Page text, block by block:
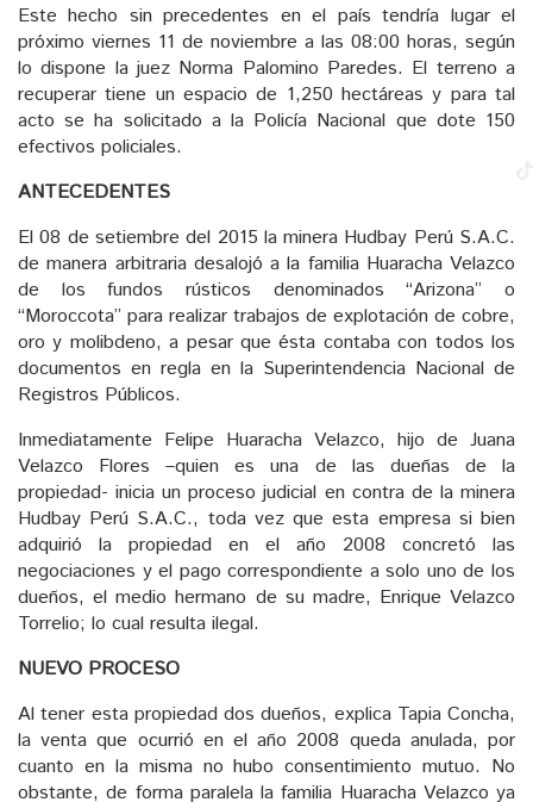
Este hecho sin precedentes en el país tendría lugar el
próximo viernes 11 de noviembre a las 08:00 horas, según
lo dispone la juez Norma Palomino Paredes. El terreno a
recuperar tiene un espacio de 1,250 hectáreas y para tal
acto se ha solicitado a la Policía Nacional que dote 150
efectivos policiales.
ANTECEDENTES
El 08 de setiembre del 2015 la minera Hudbay Perú S.A.C.
de manera arbitraria desalojó a la familia Huaracha Velazco
de los fundos rústicos denominados “Arizona” o
“Moroccota” para realizar trabajos de explotación de cobre,
oro y molibdeno, a pesar que ésta contaba con todos los
documentos en regla en la Superintendencia Nacional de
Registros Públicos.
Inmediatamente Felipe Huaracha Velazco, hijo de Juana
Velazco Flores –quien es una de las dueñas de la
propiedad- inicia un proceso judicial en contra de la minera
Hudbay Perú S.A.C., toda vez que esta empresa si bien
adquirió la propiedad en el año 2008 concretó las
negociaciones y el pago correspondiente a solo uno de los
dueños, el medio hermano de su madre, Enrique Velazco
Torrelio; lo cual resulta ilegal.
NUEVO PROCESO
Al tener esta propiedad dos dueños, explica Tapia Concha,
la venta que ocurrió en el año 2008 queda anulada, por
cuanto en la misma no hubo consentimiento mutuo. No
obstante, de forma paralela la familia Huaracha Velazco ya